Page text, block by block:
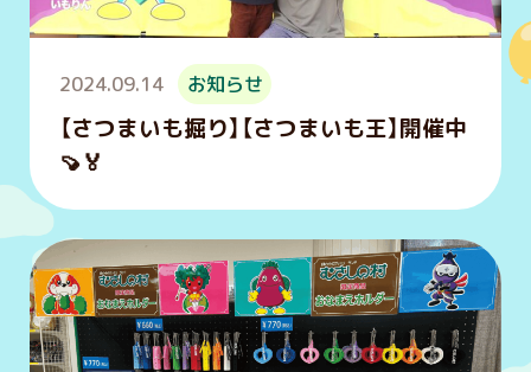
【さつまいも掘り】【さつまいも王】開催中
🍠🏅
2024.09.14 お知らせ